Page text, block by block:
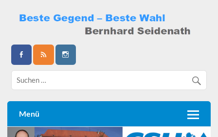
content
Bernhard Seidenath
Menü